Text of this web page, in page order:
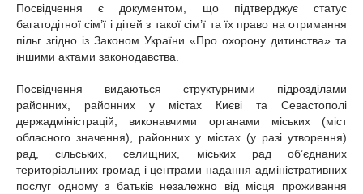
Посвідчення є документом, що підтверджує статус
багатодітної сім’ї і дітей з такої сім’ї та їх право на отримання
пільг згідно із Законом України «Про охорону дитинства» та
іншими актами законодавства.
Посвідчення видаються структурними підрозділами
районних, районних у містах Києві та Севастополі
держадміністрацій, виконавчими органами міських (міст
обласного значення), районних у містах (у разі утворення)
рад, сільських, селищних, міських рад об’єднаних
територіальних громад і центрами надання адміністративних
послуг одному з батьків незалежно від місця проживання